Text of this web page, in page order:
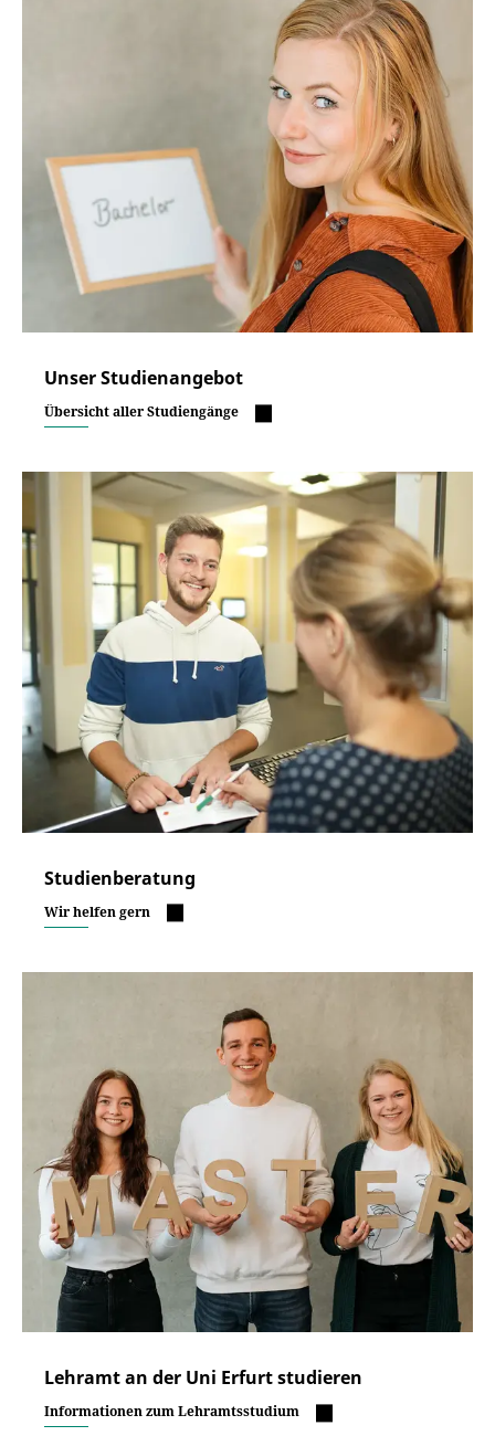
Unser Studienangebot
Übersicht aller Studiengänge
Studienberatung
Wir helfen gern
Lehramt an der Uni Erfurt studieren
Informationen zum Lehramtsstudium